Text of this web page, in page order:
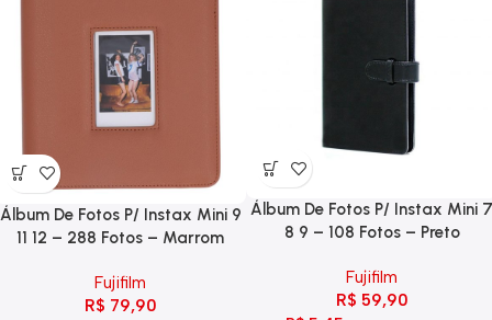
Álbum De Fotos P/ Instax Mini 7
8 9 – 108 Fotos – Preto
Fujifilm
R$ 59,90
Álbum De Fotos P/ Instax Mini 9
11 12 – 288 Fotos – Marrom
Fujifilm
R$ 79,90